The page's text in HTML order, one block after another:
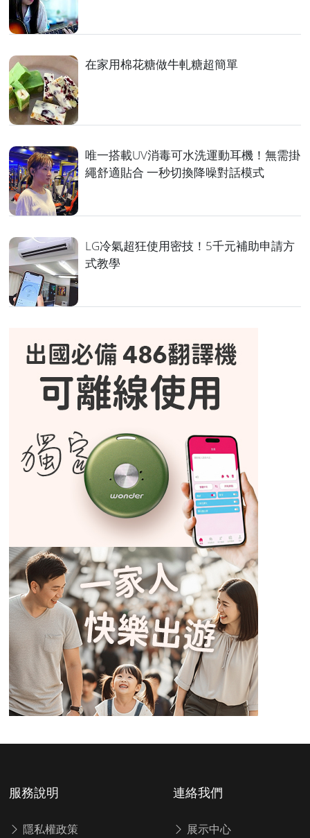
在家用棉花糖做牛軋糖超簡單
唯一搭載UV消毒可水洗運動耳機！無需掛
繩舒適貼合 一秒切換降噪對話模式
LG冷氣超狂使用密技！5千元補助申請方
式教學
服務說明
隱私權政策
連絡我們
展示中心